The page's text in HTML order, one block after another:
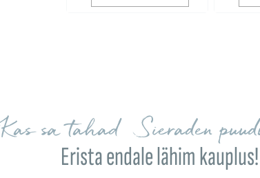
Kas sa tahad Sieraden
Erista endale lähim kauplus!